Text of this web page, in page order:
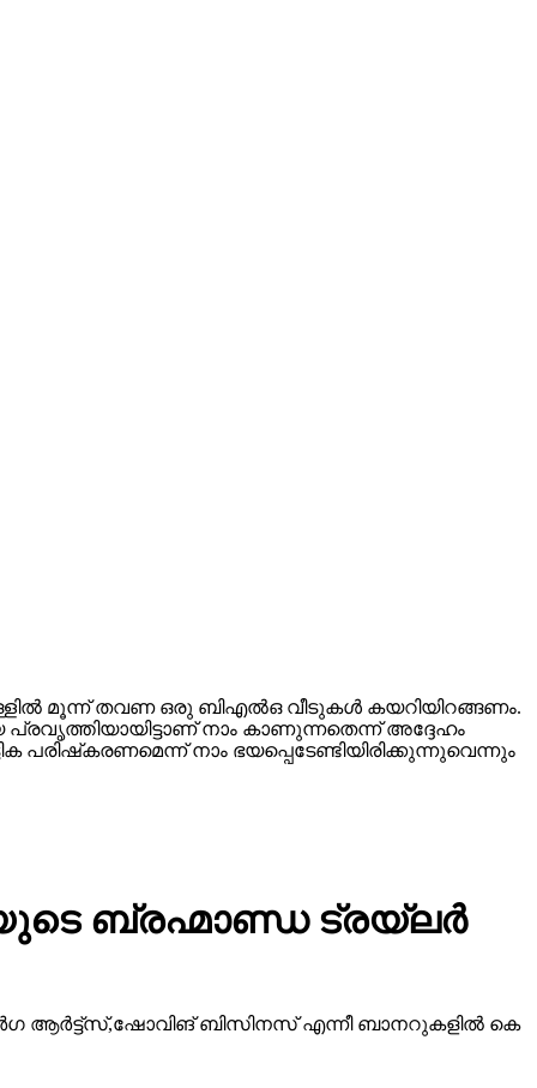
മൂന്ന് തവണ ഒരു ബിഎല്‍ഒ വീടുകള്‍ കയറിയിറങ്ങണം.
നാം കാണുന്നതെന്ന് അദ്ദേഹം
നാം ഭയപ്പെടേണ്ടിയിരിക്കുന്നുവെന്നും
ബ്രഹ്മാണ്ഡ ട്രയ്ലർ
ആർട്ട്സ്,ഷോവിങ് ബിസിനസ് എന്നീ ബാനറുകളിൽ കെ